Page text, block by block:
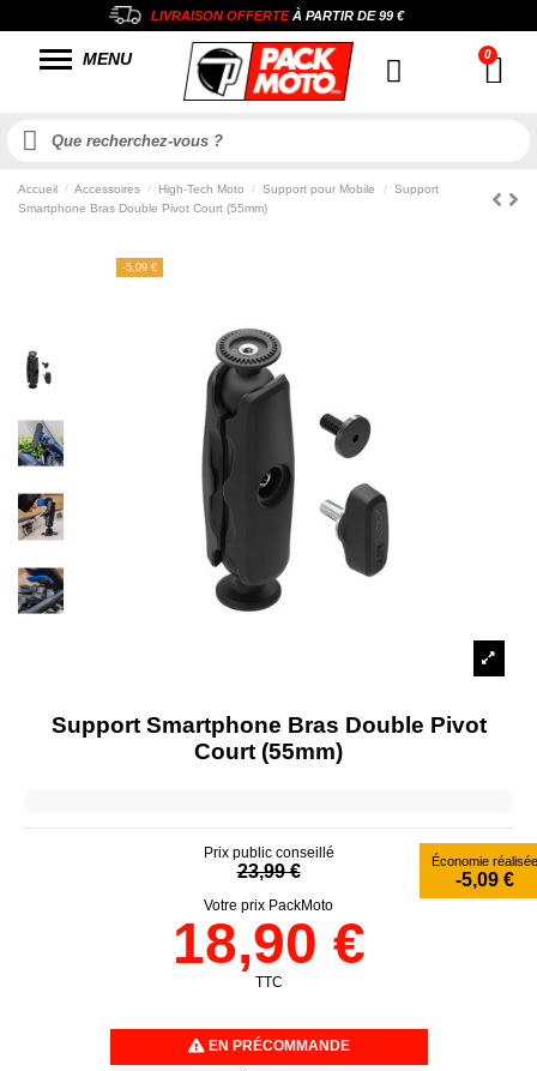
LIVRAISON OFFERTEÀ PARTIR DE99 €
MENU
Accueil Accessoires High-Tech Moto Support pour Mobile
Support
Smartphone Bras Double Pivot Court (55mm)
-5,09 €
Support Smartphone Bras Double Pivot
Court (55mm)
Prix public conseillé
23,99 € Économie réalisée
-5,09 €
Votre prix PackMoto
18,90 €
TTC
EN PRÉCOMMANDE